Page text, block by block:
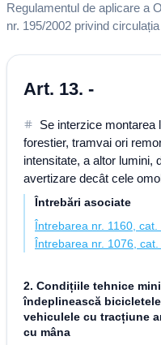
Regulamentul de aplicare a
nr. 195/2002 privind
Art. 13. -
Se interzice montarea
forestier, tramvai ori
intensitate, a altor lumini,
avertizare decât cele
Întrebări asociate
Întrebarea nr. 1160, cat.
Întrebarea nr. 1076, cat.
2. Condițiile tehnice
îndeplinească
vehiculele cu tracțiune
cu mâna